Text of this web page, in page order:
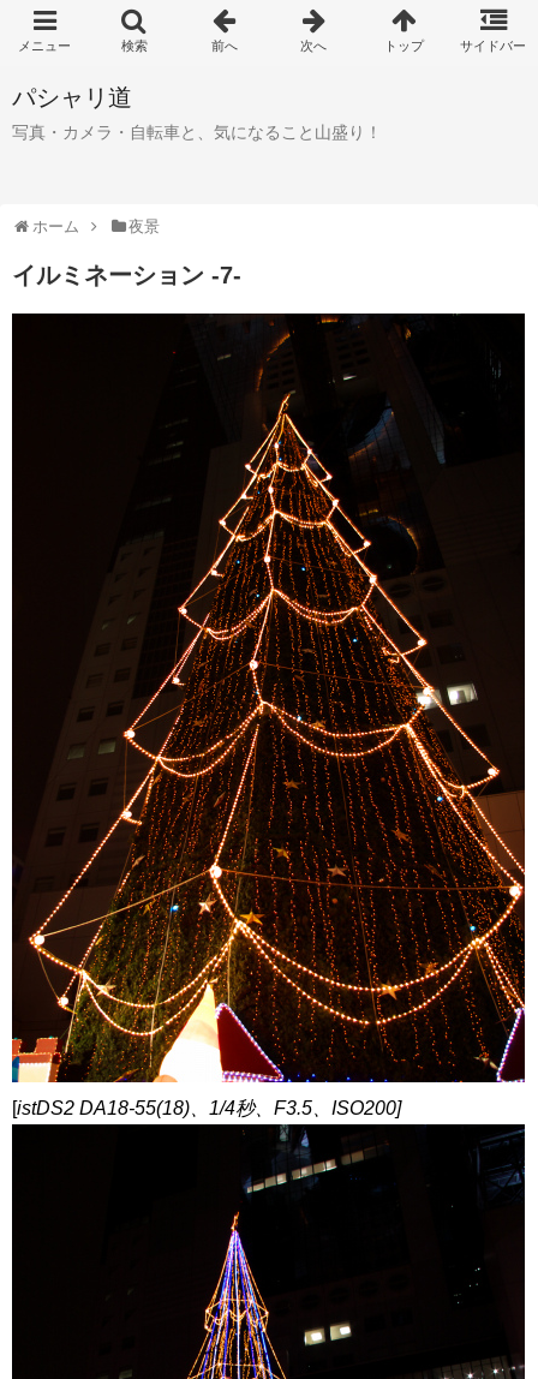
パシャリ道
写真・カメラ・自転車と、気になること山盛り！
ホーム 夜景
イルミネーション -7-
[istDS2 DA18-55(18)、1/4秒、F3.5、ISO200]